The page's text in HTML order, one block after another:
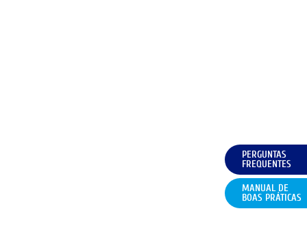
PERGUNTAS
FREQUENTES
MANUAL DE
BOAS PRÁTICAS